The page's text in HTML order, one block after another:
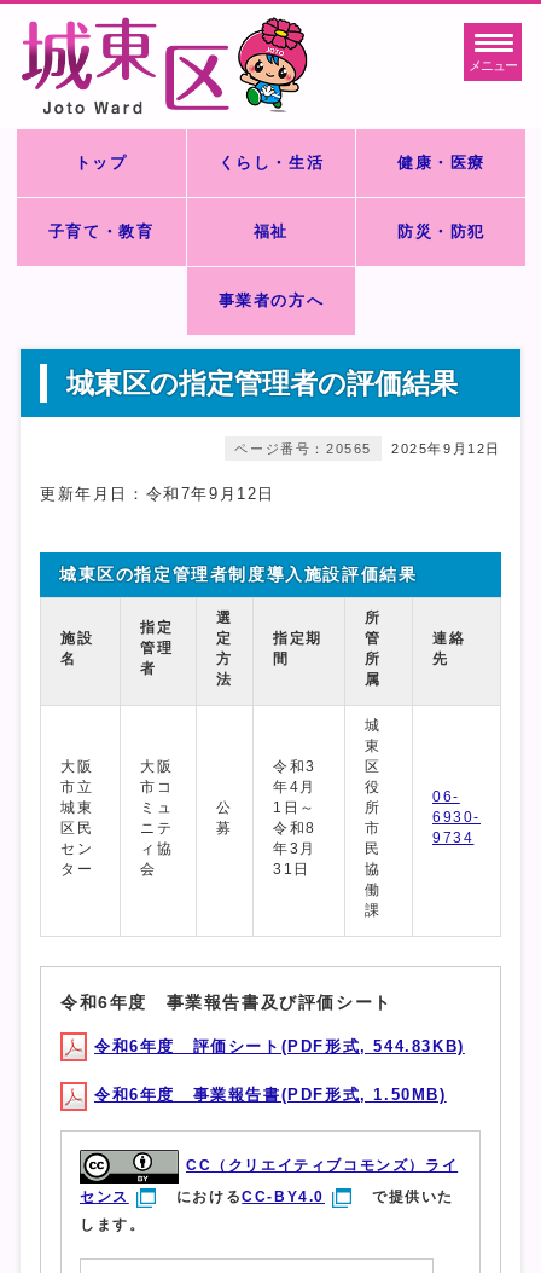
メニュー
トップ くらし・生活 健康・医療
子育て・教育 福祉 防災・防犯
事業者の方へ
城東区の指定管理者の評価結果
2025年9月12日
ページ番号：20565
更新年月日：令和7年9月12日
城東区の指定管理者制度導入施設評価結果
施設
名
指定
管理
者
選
定
方
法
指定期
間
所
管
所
属
連絡
先
大阪
市立
城東
区民
セン
ター
大阪
市コ
ミュ
ニテ
ィ協
会
公
募
令和3
年4月
1日～
令和8
年3月
31日
城
東
区
役
所
市
民
協
働
課
06-
6930-
9734
令和6年度 事業報告書及び評価シート
令和6年度 評価シート(PDF形式, 544.83KB)
令和6年度 事業報告書(PDF形式, 1.50MB)
CC（クリエイティブコモンズ）ライ
センス
におけるCC-BY4.0
で提供いた
します。